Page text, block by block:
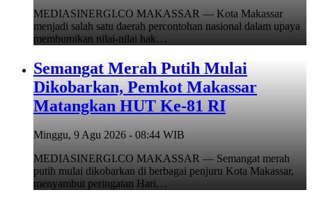
MEDIASINERGI.CO MAKASSAR — Kota Makassar
menjadi salah satu daerah percontohan nasional dalam upaya
membumikan nilai-nilai hak…
Semangat Merah Putih Mulai
Dikobarkan, Pemkot Makassar
Matangkan HUT Ke-81 RI
Minggu, 9 Agu 2026 - 08:44 WIB
MEDIASINERGI.CO MAKASSAR — Semangat merah
putih mulai dikobarkan di berbagai penjuru Kota Makassar,
menyambut peringatan Hari…